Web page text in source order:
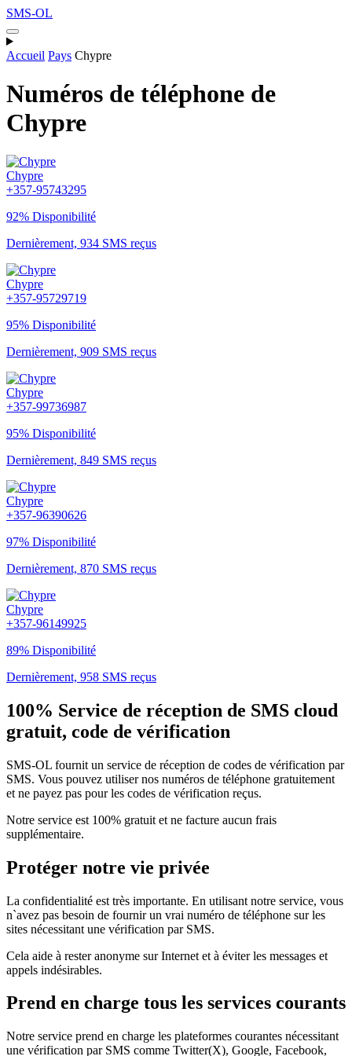
SMS-OL
Accueil Pays Chypre
Numéros de téléphone de
Chypre
Chypre
+357-95743295
92% Disponibilité
Dernièrement, 934 SMS reçus
Chypre
+357-95729719
95% Disponibilité
Dernièrement, 909 SMS reçus
Chypre
+357-99736987
95% Disponibilité
Dernièrement, 849 SMS reçus
Chypre
+357-96390626
97% Disponibilité
Dernièrement, 870 SMS reçus
Chypre
+357-96149925
89% Disponibilité
Dernièrement, 958 SMS reçus
100% Service de réception de SMS cloud
gratuit, code de vérification
SMS-OL fournit un service de réception de codes de vérification par
SMS. Vous pouvez utiliser nos numéros de téléphone gratuitement
et ne payez pas pour les codes de vérification reçus.
Notre service est 100% gratuit et ne facture aucun frais
supplémentaire.
Protéger notre vie privée
La confidentialité est très importante. En utilisant notre service, vous
n`avez pas besoin de fournir un vrai numéro de téléphone sur les
sites nécessitant une vérification par SMS.
Cela aide à rester anonyme sur Internet et à éviter les messages et
appels indésirables.
Prend en charge tous les services courants
Notre service prend en charge les plateformes courantes nécessitant
une vérification par SMS comme Twitter(X), Google, Facebook,